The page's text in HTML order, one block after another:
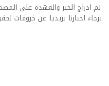
تم ادراج الخبر والعهده على
برجاء اخبارنا بريديا عن خروقات